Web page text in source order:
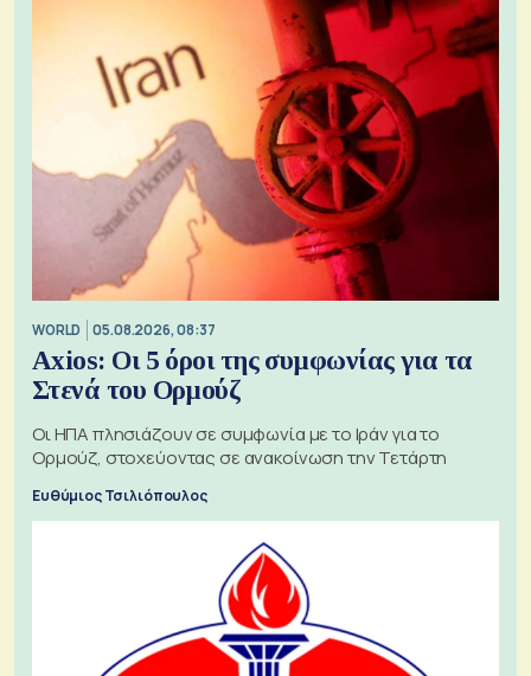
WORLD 05.08.2026, 08:37
Axios: Οι 5 όροι της συμφωνίας για τα
Στενά του Ορμούζ
Οι ΗΠΑ πλησιάζουν σε συμφωνία με το Ιράν για το
Ορμούζ, στοχεύοντας σε ανακοίνωση την Τετάρτη
Ευθύμιος Τσιλιόπουλος